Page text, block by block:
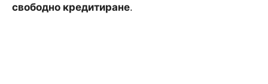
свободно кредитиране.